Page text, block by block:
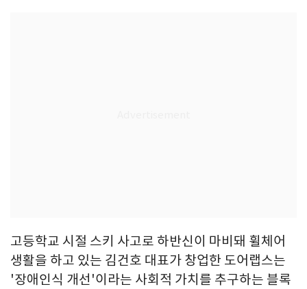
고등학교 시절 스키 사고로 하반신이 마비돼 휠체어
생활을 하고 있는 김건호 대표가 창업한 도어랩스는
'장애인식 개선'이라는 사회적 가치를 추구하는 블록